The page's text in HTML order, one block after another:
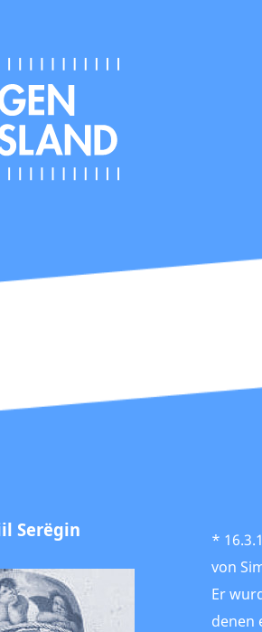
Serёgin
*
von
Er
denen